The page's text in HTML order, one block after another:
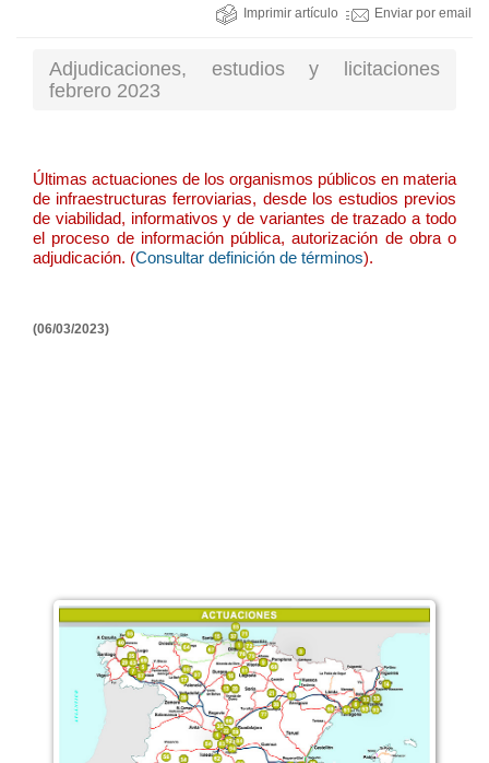
Imprimir artículo Enviar por email
Adjudicaciones, estudios y licitaciones
febrero 2023
Últimas actuaciones de los organismos públicos en materia
de infraestructuras ferroviarias, desde los estudios previos
de viabilidad, informativos y de variantes de trazado a todo
el proceso de información pública, autorización de obra o
adjudicación. (Consultar definición de términos).
(06/03/2023)